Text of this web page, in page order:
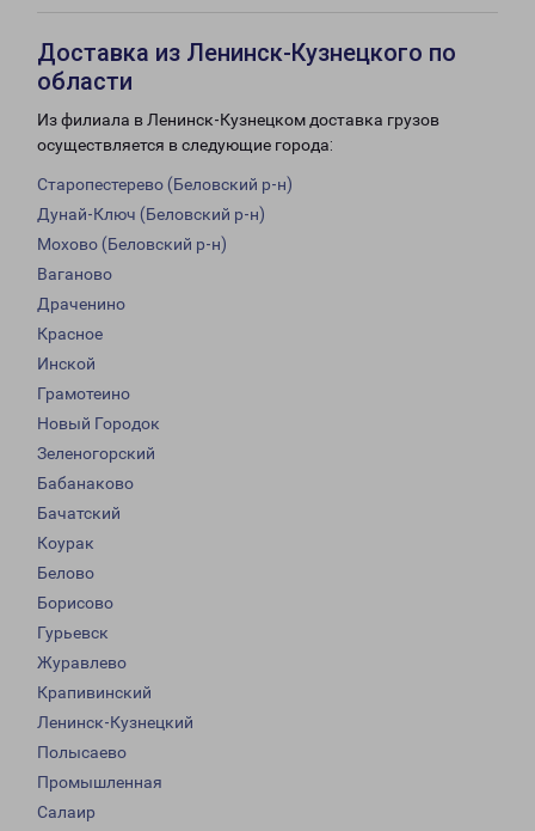
Доставка из Ленинск-Кузнецкого по
области
Из филиала в Ленинск-Кузнецком доставка грузов
осуществляется в следующие города:
Старопестерево (Беловский р-н)
Дунай-Ключ (Беловский р-н)
Мохово (Беловский р-н)
Ваганово
Драченино
Красное
Инской
Грамотеино
Новый Городок
Зеленогорский
Бабанаково
Бачатский
Коурак
Белово
Борисово
Гурьевск
Журавлево
Крапивинский
Ленинск-Кузнецкий
Полысаево
Промышленная
Салаир